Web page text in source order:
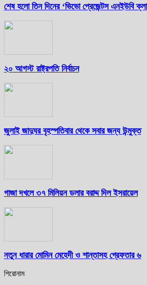
শেষ হলো তিন দিনের ‘ভিভো প্রেজেন্টস এনইউবি
২০ আগস্ট রাষ্ট্রপতি নির্বাচন
জুলাই জাদুঘর বৃহস্পতিবার থেকে সবার জন্য উন্মুক্ত
গাজা দখলে ৩৭ মিলিয়ন ডলার বরাদ্দ দিল ইসরায়েল
নতুন ধারার মোমিন মেহেদী ও শান্তাসহ গ্রেফতার ৬
শিরোনাম